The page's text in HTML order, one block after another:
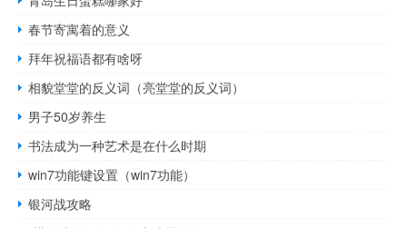
春节寄寓着的意义
拜年祝福语都有啥呀
相貌堂堂的反义词（亮堂堂的反义词）
男子50岁养生
书法成为一种艺术是在什么时期
win7功能键设置（win7功能）
银河战攻略